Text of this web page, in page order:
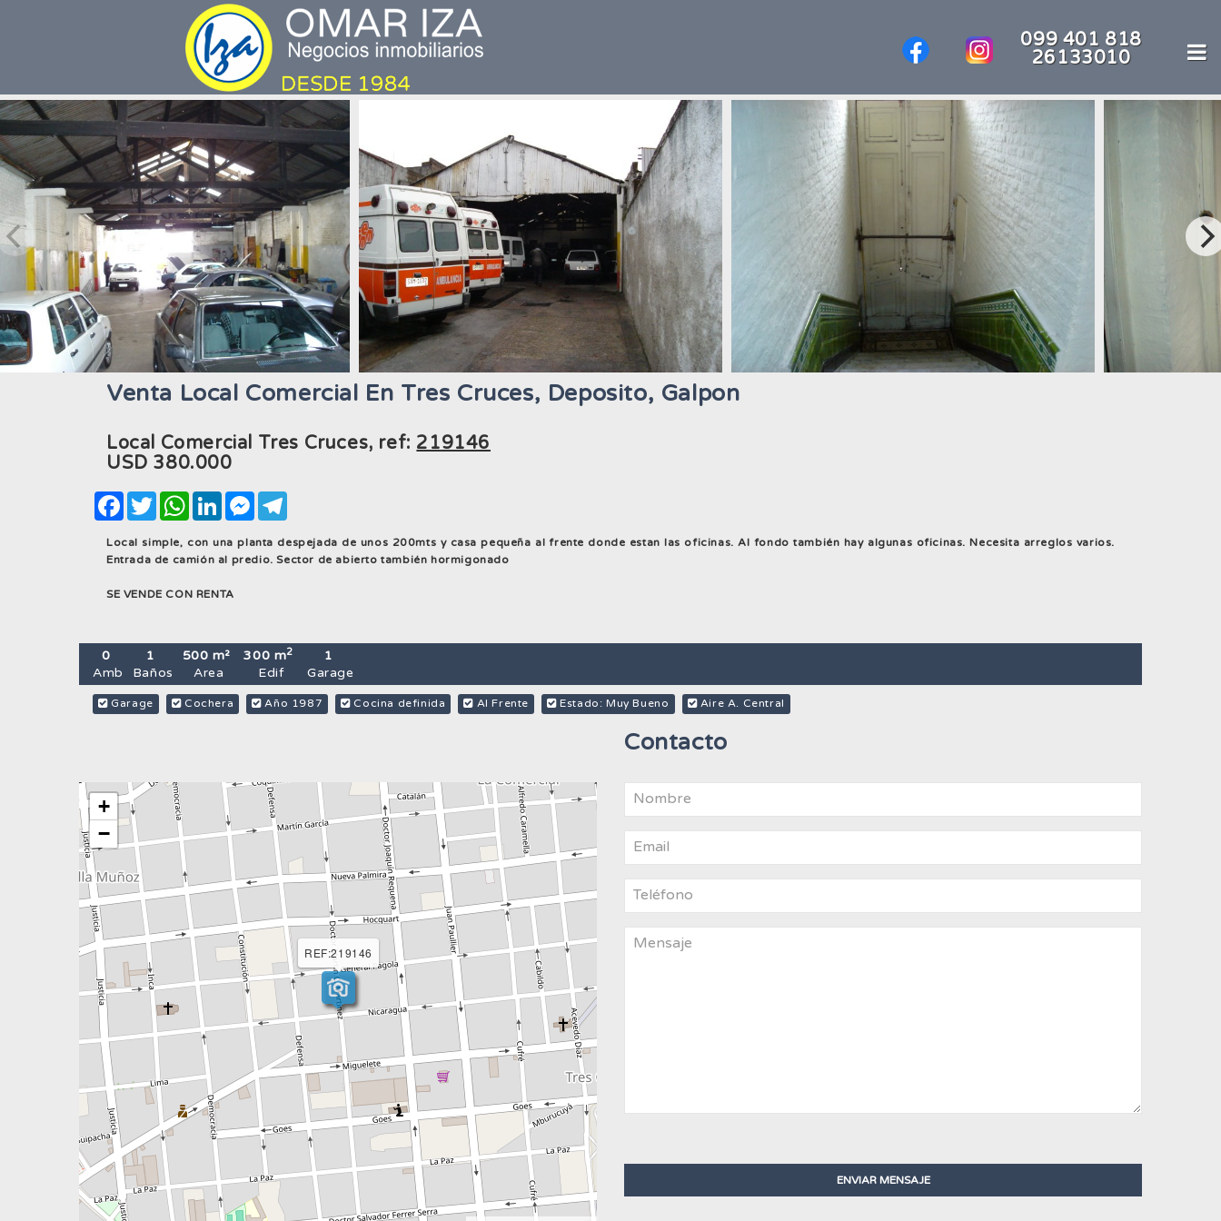
099 401 818
26133010
Venta Local Comercial En Tres Cruces, Deposito, Galpon
Local Comercial Tres Cruces, ref: 219146
USD 380.000
Facebook
TwitterWhatsApp
LinkedInMessenger
Local simple, con una planta despejada de unos 200mts y casa pequeña al frente donde estan las oficinas. Al fondo también hay algunas oficinas. Necesita arreglos varios.
Entrada de camión al predio. Sector de abierto también hormigonado
SE VENDE CON RENTA
0
Amb
1
Baños
500 m²
Area
300 m2
Edif
1
Garage
Garage Cochera Año 1987 Cocina definida Al Frente Estado: Muy Bueno Aire A. Central
REF:219146
+
−
Contacto